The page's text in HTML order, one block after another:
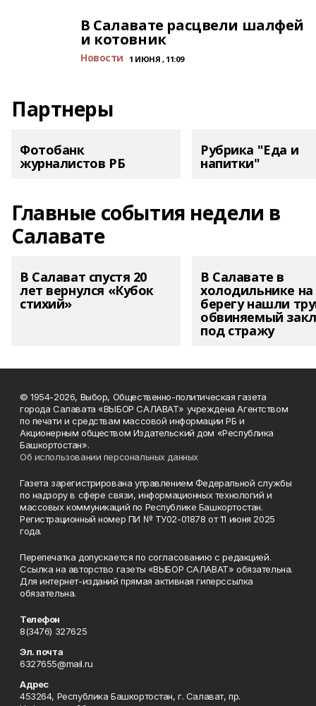
В Салавате расцвели шалфей
и котовник
Новости 1 ИЮНЯ , 11:09
Партнеры
Фотобанк
журналистов РБ
Рубрика "Еда и
напитки"
Главные события недели в
Салавате
В Салават спустя 20
лет вернулся «Кубок
стихий»
В Салавате в
холодильнике на
берегу нашли
обвиняемый
под стражу
© 1954-2026, Выбор, Общественно-политическая газета
города Салавата «ВЫБОР САЛАВАТ» учреждена Агентством
по печати и средствам массовой информации РБ и
Акционерным обществом Издательский дом «Республика
Башкортостан».
Об использовании персональных данных
Газета зарегистрирована управлением Федеральной службы
по надзору в сфере связи, информационных технологий и
массовых коммуникаций по Республике Башкортостан.
Регистрационный номер ПИ № ТУ02-01878 от 11 июня 2025
года.
Перепечатка допускается по согласованию с редакцией.
Ссылка на авторство газеты «ВЫБОР САЛАВАТ» обязательна.
Для интернет-изданий прямая активная гиперссылка
обязательна.
Телефон
8(3476) 327625
Эл. почта
6327655@mail.ru
Адрес
453264, Республика Башкортостан, г. Салават, пр.